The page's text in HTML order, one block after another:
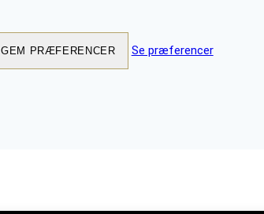
GEM PRÆFERENCER Se præferencer